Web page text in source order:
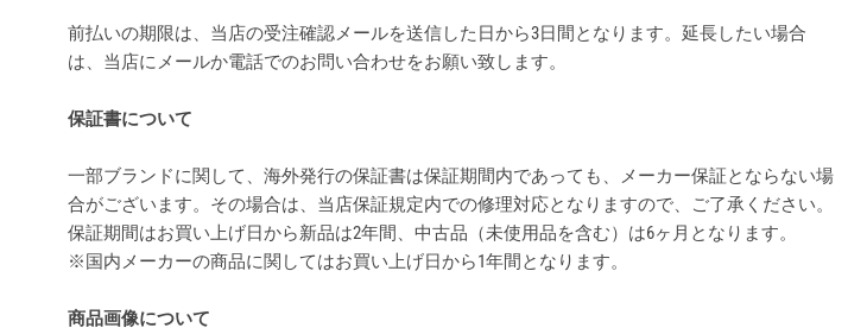
前払いの期限は、当店の受注確認メールを送信した日から3日間となります。延長したい場合
は、当店にメールか電話でのお問い合わせをお願い致します。
保証書について
一部ブランドに関して、海外発行の保証書は保証期間内であっても、メーカー保証とならない場
合がございます。その場合は、当店保証規定内での修理対応となりますので、ご了承ください。
保証期間はお買い上げ日から新品は2年間、中古品（未使用品を含む）は6ヶ月となります。
※国内メーカーの商品に関してはお買い上げ日から1年間となります。
商品画像について